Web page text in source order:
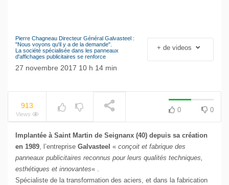
NOW PLAYING
Le séisme industriel
Pierre Chagneau Directeur Général Galvasteel :
"Nous voyons qu'il y a de la demande".
La société spécialisée dans les panneaux
d'affichages publicitaires se renforce
27 novembre 2017 10 h 14 min
+ de videos
913
Views
0 0
Implantée à Saint Martin de Seignanx (40) depuis sa création
en 1989, l’entreprise Galvasteel « conçoit et fabrique des
panneaux publicitaires reconnus pour leurs qualités techniques,
esthétiques et innovantes« .
Spécialiste de la transformation des aciers, et dans la fabrication